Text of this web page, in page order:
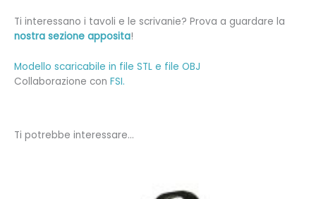
Ti interessano i tavoli e le scrivanie? Prova a guardare la
nostra sezione apposita!
Modello scaricabile in file STL e file OBJ
Collaborazione con FSI.
Ti potrebbe interessare…